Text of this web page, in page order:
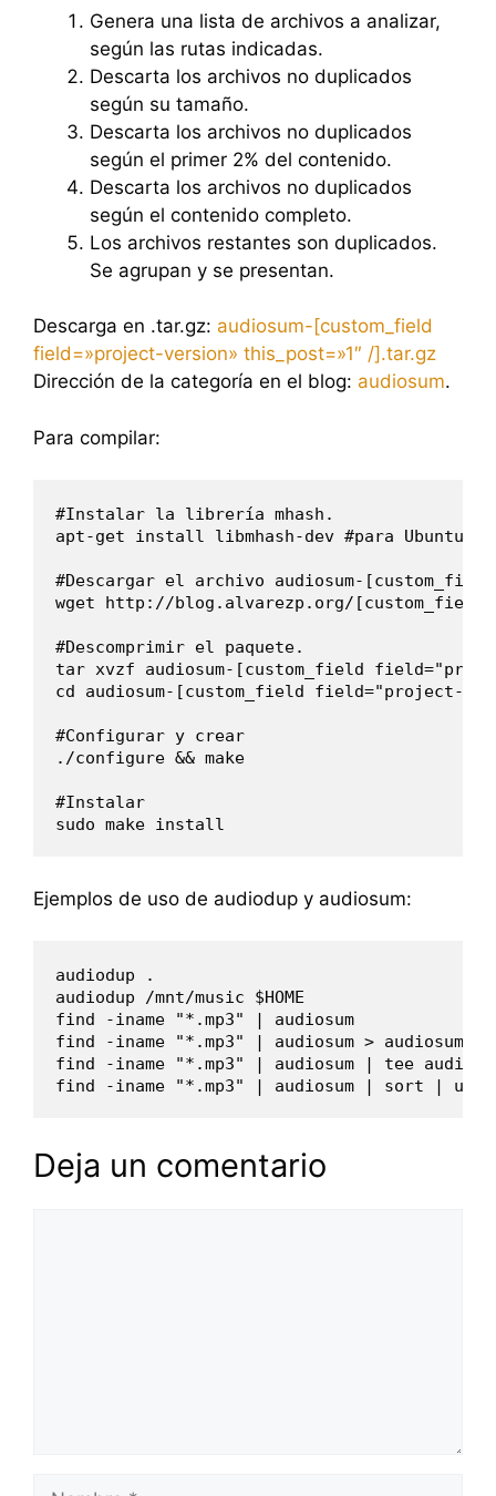
Genera una lista de archivos a analizar,
según las rutas indicadas.
Descarta los archivos no duplicados
según su tamaño.
Descarta los archivos no duplicados
según el primer 2% del contenido.
Descarta los archivos no duplicados
según el contenido completo.
Los archivos restantes son duplicados.
Se agrupan y se presentan.
Descarga en .tar.gz: audiosum-[custom_field
field=»project-version» this_post=»1″ /].tar.gz
Dirección de la categoría en el blog: audiosum.
Para compilar:
#Instalar la librería mhash.
apt-get install libmhash-dev #para Ubuntu
#Descargar el archivo audiosum-
wget http://blog.alvarezp.org/
#Descomprimir el paquete.
tar xvzf audiosum-[custom_field
cd audiosum-[custom_field field="project-
#Configurar y crear
./configure && make
#Instalar
Ejemplos de uso de audiodup y audiosum:
audiodup .
audiodup /mnt/music $HOME
find -iname "*.mp3" | audiosum
find -iname "*.mp3" | audiosum >
find -iname "*.mp3" | audiosum | tee
Deja un comentario